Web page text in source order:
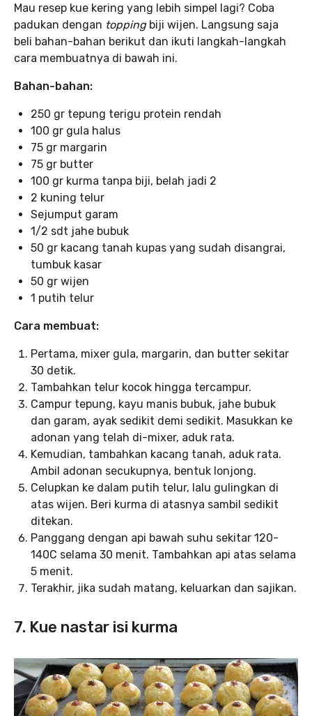
Mau resep kue kering yang lebih simpel lagi? Coba
padukan dengan topping biji wijen. Langsung saja
beli bahan-bahan berikut dan ikuti langkah-langkah
cara membuatnya di bawah ini.
Bahan-bahan:
250 gr tepung terigu protein rendah
100 gr gula halus
75 gr margarin
75 gr butter
100 gr kurma tanpa biji, belah jadi 2
2 kuning telur
Sejumput garam
1/2 sdt jahe bubuk
50 gr kacang tanah kupas yang sudah disangrai,
tumbuk kasar
50 gr wijen
1 putih telur
Cara membuat:
Pertama, mixer gula, margarin, dan butter sekitar
30 detik.
Tambahkan telur kocok hingga tercampur.
Campur tepung, kayu manis bubuk, jahe bubuk
dan garam, ayak sedikit demi sedikit. Masukkan ke
adonan yang telah di-mixer, aduk rata.
Kemudian, tambahkan kacang tanah, aduk rata.
Ambil adonan secukupnya, bentuk lonjong.
Celupkan ke dalam putih telur, lalu gulingkan di
atas wijen. Beri kurma di atasnya sambil sedikit
ditekan.
Panggang dengan api bawah suhu sekitar 120-
140C selama 30 menit. Tambahkan api atas selama
5 menit.
Terakhir, jika sudah matang, keluarkan dan sajikan.
7. Kue nastar isi kurma